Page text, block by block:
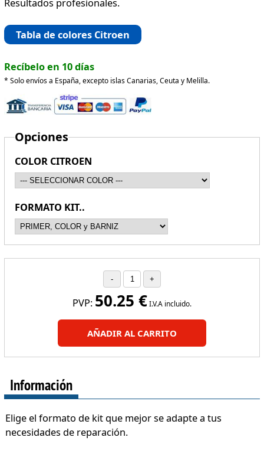
Tabla de colores Citroen
Recíbelo en 10 días
* Solo envíos a España, excepto islas Canarias, Ceuta y Melilla.
Opciones
COLOR CITROEN
FORMATO KIT..
PVP: 50.25 €I.V.A incluido.
AÑADIR AL CARRITO
Información
Elige el formato de kit que mejor se adapte a tus
necesidades de reparación.